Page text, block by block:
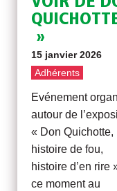
»
15 janvier 2026
Adhérents
Evénement
autour de
« Don Quichotte,
histoire de fou,
histoire d’en rire
ce moment au